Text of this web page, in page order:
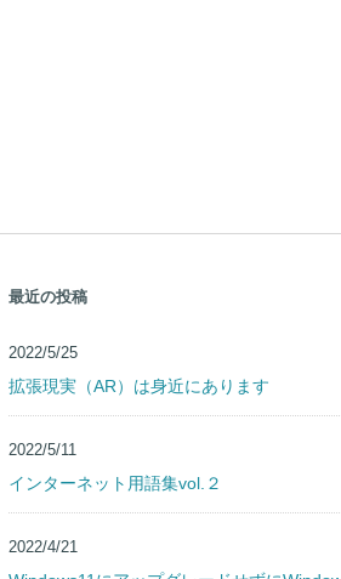
最近の投稿
2022/5/25
拡張現実（AR）は身近にあります
2022/5/11
インターネット用語集vol.２
2022/4/21